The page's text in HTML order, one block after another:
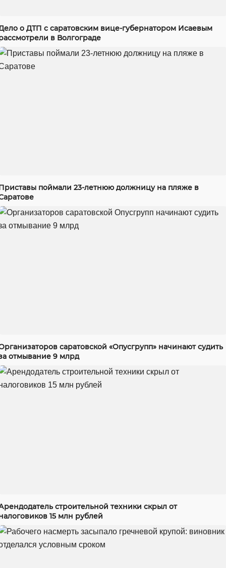
о ДТП с саратовским вице-губернатором Исаевым
в Волгограде
поймали 23-летнюю должницу на пляже в
саратовской «Опусгрупп» начинают судить
отмывание 9 млрд
строительной техники скрыл от
15 млн рублей